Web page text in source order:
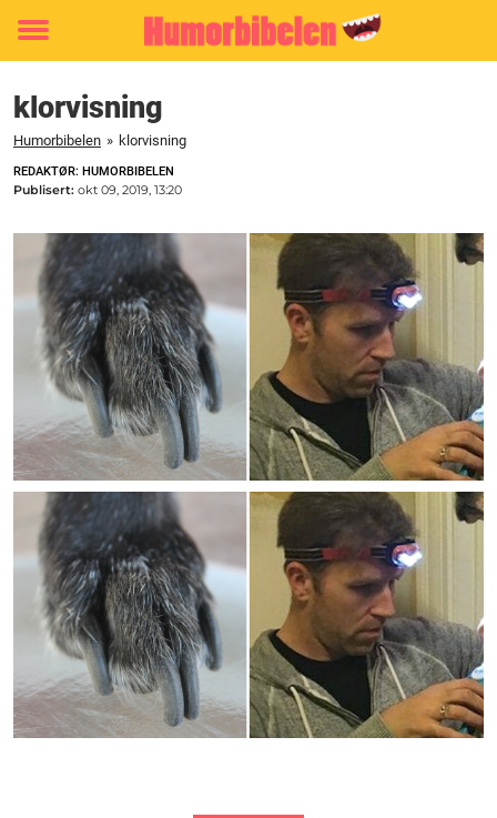
Toggle
klorvisning
Humorbibelen » klorvisning
REDAKTØR: HUMORBIBELEN
Publisert: okt 09, 2019, 13:20